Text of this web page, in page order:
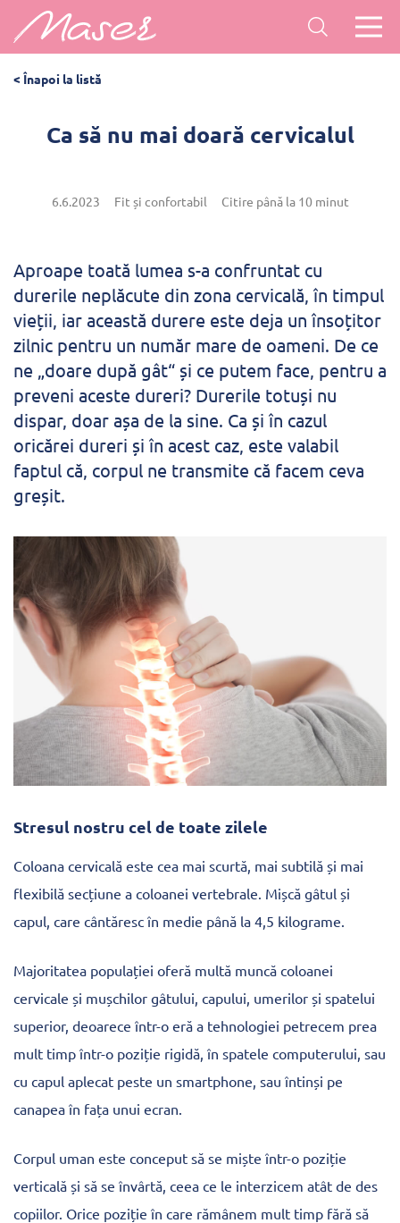
< Înapoi la listă
Ca să nu mai doară cervicalul
6.6.2023 Fit și confortabil Citire până la 10 minut
Aproape toată lumea s-a confruntat cu
durerile neplăcute din zona cervicală, în timpul
vieții, iar această durere este deja un însoțitor
zilnic pentru un număr mare de oameni. De ce
ne „doare după gât“ și ce putem face, pentru a
preveni aceste dureri? Durerile totuși nu
dispar, doar așa de la sine. Ca și în cazul
oricărei dureri și în acest caz, este valabil
faptul că, corpul ne transmite că facem ceva
greșit.
Stresul nostru cel de toate zilele
Coloana cervicală este cea mai scurtă, mai subtilă și mai
flexibilă secțiune a coloanei vertebrale. Mișcă gâtul și
capul, care cântăresc în medie până la 4,5 kilograme.
Majoritatea populației oferă multă muncă coloanei
cervicale și mușchilor gâtului, capului, umerilor și spatelui
superior, deoarece într-o eră a tehnologiei petrecem prea
mult timp într-o poziție rigidă, în spatele computerului, sau
cu capul aplecat peste un smartphone, sau întinși pe
canapea în fața unui ecran.
Corpul uman este conceput să se miște într-o poziție
verticală și să se învârtă, ceea ce le interzicem atât de des
copiilor. Orice poziție în care rămânem mult timp fără să